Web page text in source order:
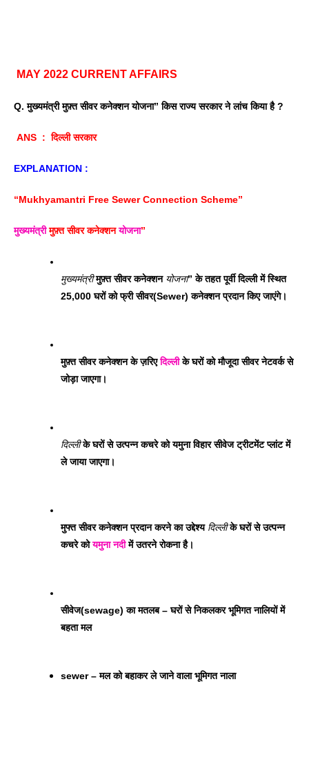
MAY 2022 CURRENT AFFAIRS
Q. मुख्यमंत्री मुफ़्त सीवर कनेक्शन योजना” किस राज्य सरकार ने लांच किया है ?
ANS  :  दिल्ली सरकार
EXPLANATION :
“Mukhyamantri Free Sewer Connection Scheme”
मुख्यमंत्री मुफ़्त सीवर कनेक्शन योजना”
मुख्यमंत्री मुफ़्त सीवर कनेक्शन योजना” के तहत पूर्वी दिल्ली में स्थित
25,000 घरों को फ्री सीवर(Sewer) कनेक्शन प्रदान किए जाएंगे।
मुफ़्त सीवर कनेक्शन के ज़रिए दिल्ली के घरों को मौजूदा सीवर नेटवर्क से
जोड़ा जाएगा।
दिल्ली के घरों से उत्पन्न कचरे को यमुना विहार सीवेज ट्रीटमेंट प्लांट में
ले जाया जाएगा।
मुफ्त सीवर कनेक्शन प्रदान करने का उद्देश्य दिल्ली के घरों से उत्पन्न
कचरे को यमुना नदी में उतरने रोकना है।
सीवेज(sewage) का मतलब – घरों से निकलकर भूमिगत नालियों में
बहता मल
sewer – मल को बहाकर ले जाने वाला भूमिगत नाला